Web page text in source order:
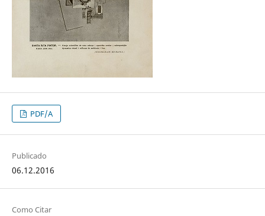
PDF/A
Publicado
06.12.2016
Como Citar